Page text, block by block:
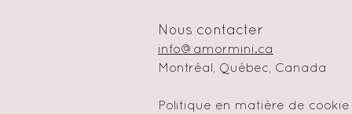
Nous contacter
info@amormini.ca
Montréal, Québec, Canada
Politique en matière de cookie